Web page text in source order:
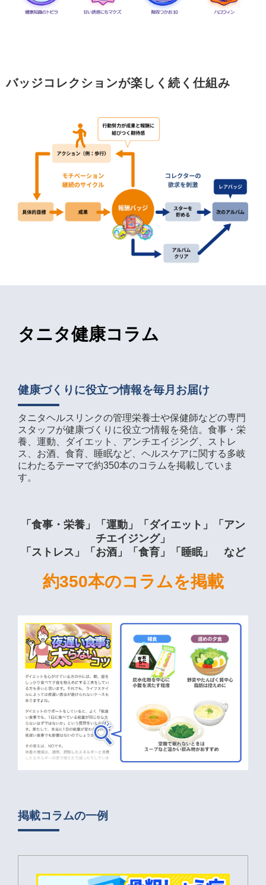
バッジコレクションが楽しく続く仕組み
タニタ健康コラム
健康づくりに役立つ情報を毎月お届け
タニタヘルスリンクの管理栄養士や保健師などの専門
スタッフが健康づくりに役立つ情報を発信。食事・栄
養、運動、ダイエット、アンチエイジング、ストレ
ス、お酒、食育、睡眠など、ヘルスケアに関する多岐
にわたるテーマで約350本のコラムを掲載していま
す。
「食事・栄養」「運動」「ダイエット」「アン
チエイジング」
「ストレス」「お酒」「食育」「睡眠」 など
約350本のコラムを掲載
掲載コラムの一例